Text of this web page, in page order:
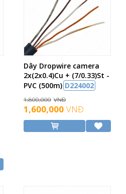
Dây Dropwire camera
2x(2x0.4)Cu + (7/0.33)St -
PVC (500m) D224002
1,800,000 VNĐ
1,600,000 VNĐ